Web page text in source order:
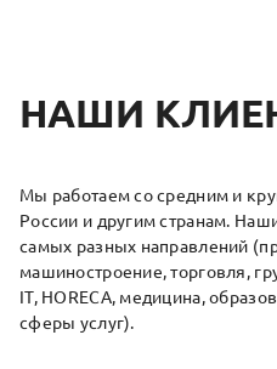
НАШИ
Мы работаем со средним и
России и другим странам.
самых разных направлений
машиностроение, торговля,
IT, HORECA, медицина,
сферы услуг).